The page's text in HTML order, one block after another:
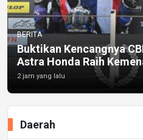
BERITA
Buktikan Kencangnya
Astra Honda Raih
2 jam yang lalu
Daerah